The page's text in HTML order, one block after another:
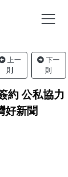
上一
則
下一
則
約 公私協力
好新聞